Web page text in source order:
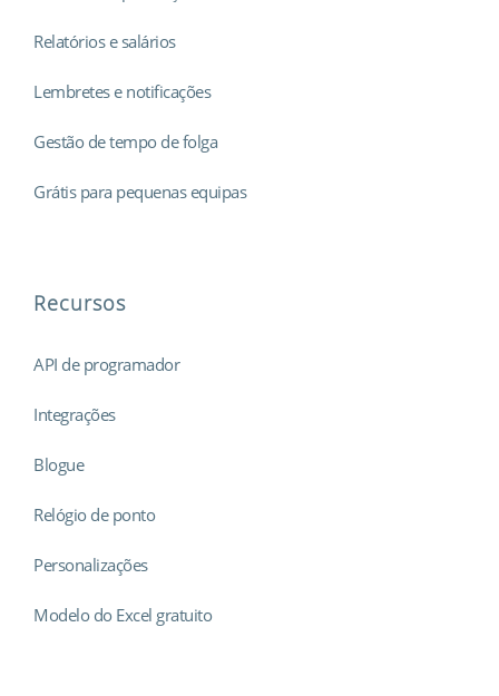
Relatórios e salários
Lembretes e notificações
Gestão de tempo de folga
Grátis para pequenas equipas
Recursos
API de programador
Integrações
Blogue
Relógio de ponto
Personalizações
Modelo do Excel gratuito